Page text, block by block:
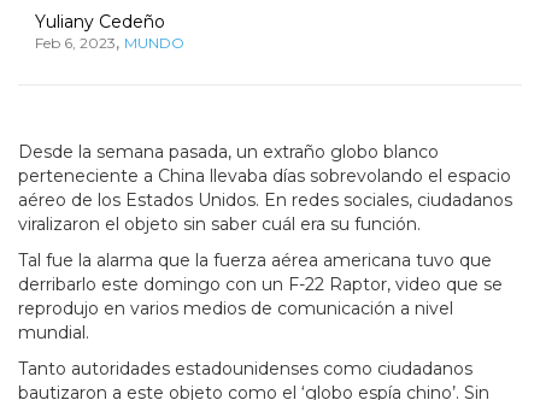
Yuliany Cedeño
Feb 6, 2023, MUNDO
Desde la semana pasada, un extraño globo blanco
perteneciente a China llevaba días sobrevolando el espacio
aéreo de los Estados Unidos. En redes sociales, ciudadanos
viralizaron el objeto sin saber cuál era su función.
Tal fue la alarma que la fuerza aérea americana tuvo que
derribarlo este domingo con un F-22 Raptor, video que se
reprodujo en varios medios de comunicación a nivel
mundial.
Tanto autoridades estadounidenses como ciudadanos
bautizaron a este objeto como el ‘globo espía chino’. Sin